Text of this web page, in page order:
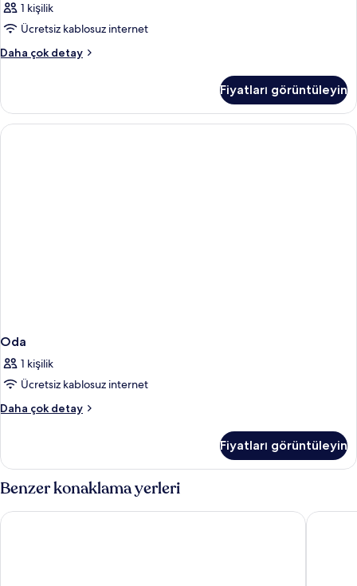
1 kişilik
Ücretsiz kablosuz internet
Daha çok detay
Oda
detay
Fiyatları görüntüleyin
Oda
1 kişilik
Ücretsiz kablosuz internet
Daha çok detay
Oda
detay
Fiyatları görüntüleyin
Benzer konaklama yerleri
New Hotel Lafayette OKKO